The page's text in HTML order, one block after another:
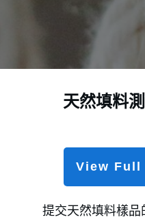
天然填料
View
提交天然填料樣品